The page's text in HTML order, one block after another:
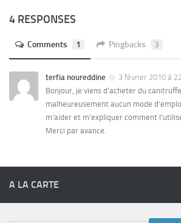
4 RESPONSES
Comments 1 Pingbacks 3
terfia noureddine
3 février 2010 à
Bonjour, je viens d’acheter du
malheureusement aucun mode
m’aider et m’expliquer comment
Merci par avance.
A LA CARTE